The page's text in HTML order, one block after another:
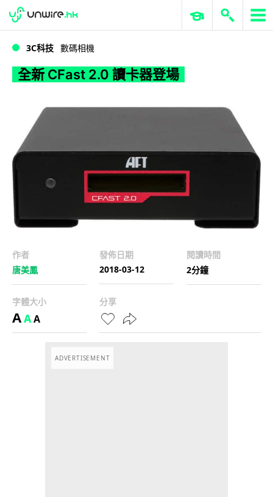
全新 CFast 2.0 讀卡器登場
WWDC 2026 ERP 與商業 AI
3C科技 數碼相機
全新 CFast 2.0 讀卡器登場
作者
唐美鳳
發佈日期
2018-03-12
閱讀時間
2分鐘
字體大小
AAA
分享
ADVERTISEMENT